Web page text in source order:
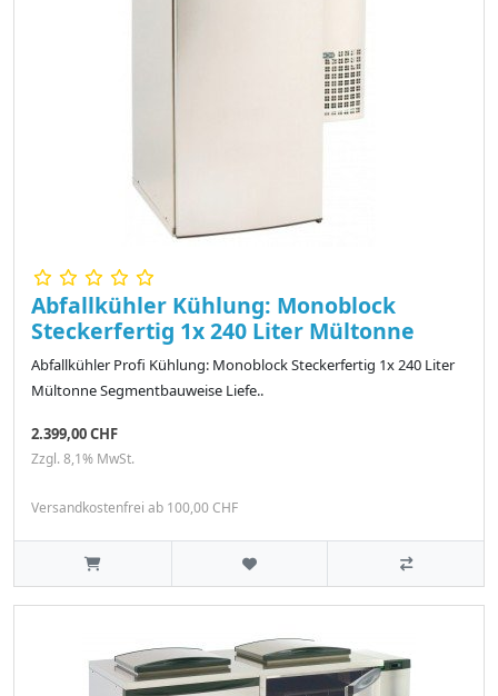
Abfallkühler Kühlung: Monoblock
Steckerfertig 1x 240 Liter Mültonne
Abfallkühler Profi Kühlung: Monoblock Steckerfertig 1x 240 Liter
Mültonne Segmentbauweise Liefe..
2.399,00 CHF
Zzgl. 8,1% MwSt.
Versandkostenfrei ab 100,00 CHF